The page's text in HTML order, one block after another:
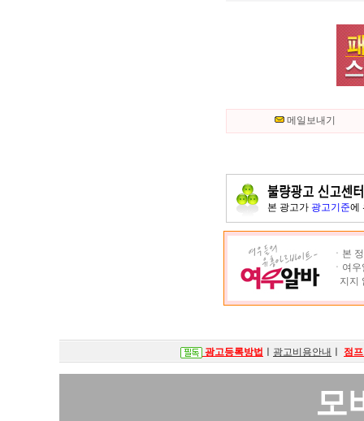
메일보내기
본 광고가 광고기준에
ㆍ본
ㆍ여
지지
광고등록방법 광고비용안내 점
모